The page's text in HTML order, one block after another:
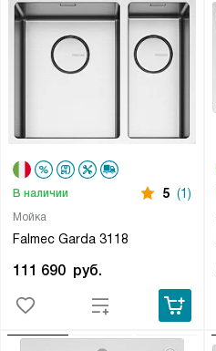
Мойка
Falmec Garda 3118
В наличии 5 (1)
111 690 руб.